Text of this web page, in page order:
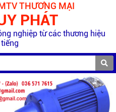
THƯƠNG MẠI
PHÁT
nghiệp từ các thương hiệu